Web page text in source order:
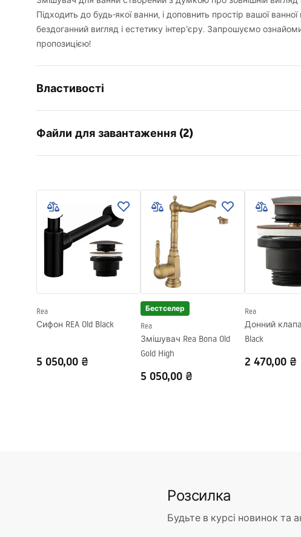
Підходить до будь-якої ванни, і доповнить простір вашої ванної
бездоганний вигляд і естетику інтер’єру. Запрошуємо
пропозицією!
Властивості
Спосіб монтажу
Колір
чорний
Діапазон виливу
150
Висота
Технологія нанесення покриття
Діаметр підключення
Відстань між підключеннями води
150мм
Гарантія
5 років
Файли для завантаження (2)
Faucets_-_5.pdf
Rea
Сифон REA Old Black
5 050,00 ₴
Бестселер
Rea
Змішувач Rea Bona Old
Gold High
5 050,00 ₴
Rea
Донний
Black
2 470,00 ₴
Розсилка
Будьте в курсі новинок та